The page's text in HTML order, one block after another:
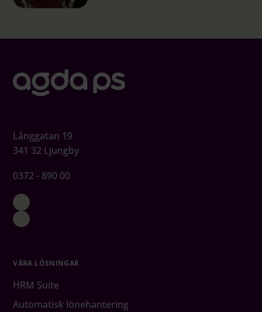
Långgatan 19
341 32 Ljungby
0372 - 890 00
VÅRA LÖSNINGAR
HRM Suite
Automatisk lönehantering